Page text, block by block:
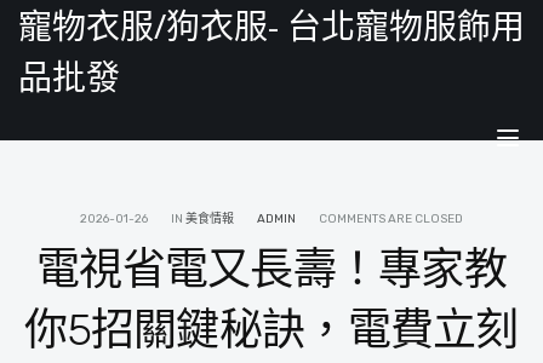
寵物衣服/狗衣服- 台北寵物服飾用
品批發
2026-01-26 IN 美食情報 ADMIN COMMENTS ARE CLOSED
電視省電又長壽！專家教
你5招關鍵秘訣，電費立刻